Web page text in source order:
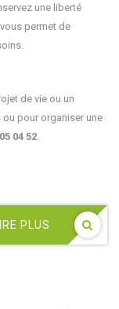
une liberté
permet de
de vie ou un
pour organiser une
04 52
LIRE PLUS